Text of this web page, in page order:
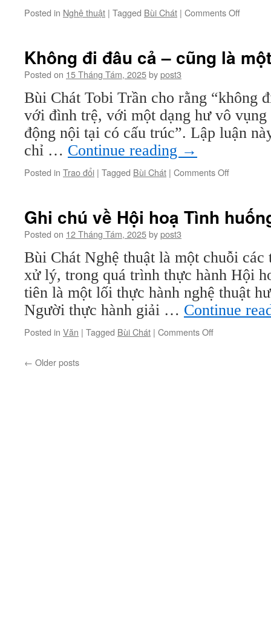
Posted in Nghệ thuật | Tagged Bùi Chát | Comments Offon
văn
thuật
như
một
tình
Không đi đâu cả – cũng là
Posted on 15 Tháng Tám, 2025bypost3
Bùi Chát Tobi Trần cho rằng “không
với đình trệ, với một dạng hư vô
động nội tại có cấu trúc”. Lập luận
chỉ … Continue reading →
Posted in Trao đổi | Tagged Bùi Chát | Comments Offon
cả
là
một
cuộc
đi
Ghi chú về Hội hoạ Tình
Posted on 12 Tháng Tám, 2025bypost3
Bùi Chát Nghệ thuật là một chuỗi các
xử lý, trong quá trình thực hành Hội
tiên là một lối thực hành nghệ thuật
Người thực hành giải … Continue
Posted in Văn | Tagged Bùi Chát | Comments Offon
← Older posts